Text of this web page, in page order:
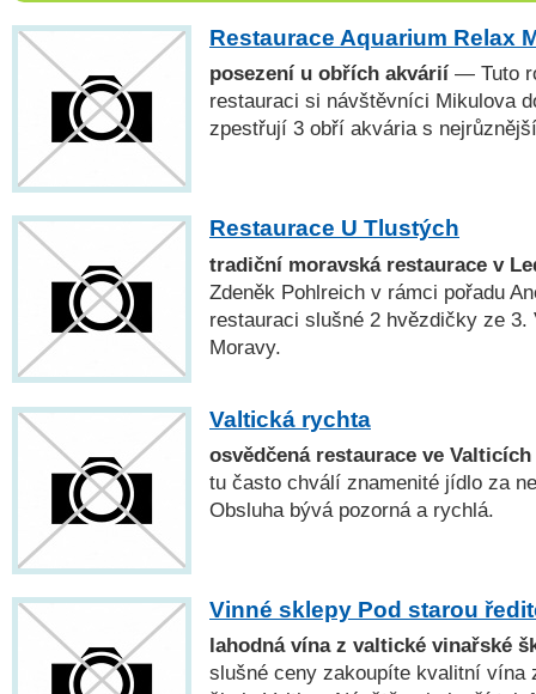
Restaurace Aquarium Relax
posezení u obřích akvárií — Tuto
restauraci si návštěvníci Mikulova
zpestřují 3 obří akvária s
Restaurace U Tlustých
tradiční moravská restaurace v
Zdeněk Pohlreich v rámci pořadu
restauraci slušné 2 hvězdičky ze
Moravy.
Valtická rychta
osvědčená restaurace ve Valticích
tu často chválí znamenité jídlo za
Obsluha bývá pozorná a rychlá.
Vinné sklepy Pod starou
lahodná vína z valtické vinařské
slušné ceny zakoupíte kvalitní vína